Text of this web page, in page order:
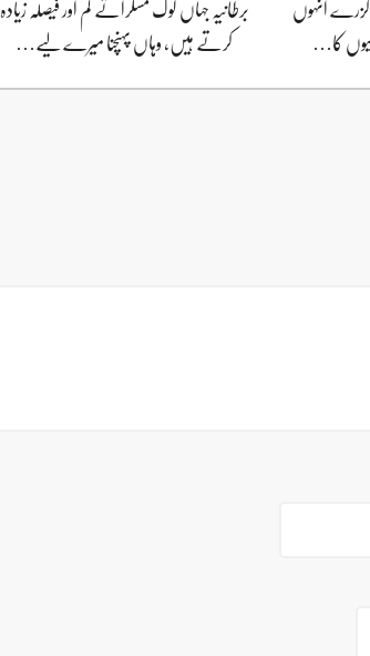
گزرے انہوں
کا…
برطانیہ جہاں لوگ مسکراتے کم اور فیصلہ زیادہ
کرتے ہیں، وہاں پہنچنا میرے لیے…